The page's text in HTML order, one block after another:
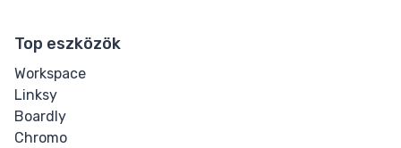
Top eszközök
Workspace
Linksy
Boardly
Chromo